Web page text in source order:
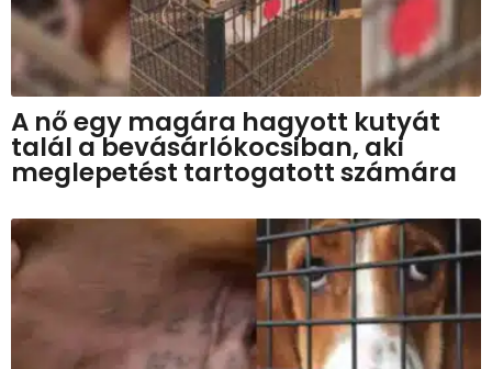
A nő egy magára hagyott kutyát
talál a bevásárlókocsiban, aki
meglepetést tartogatott számára